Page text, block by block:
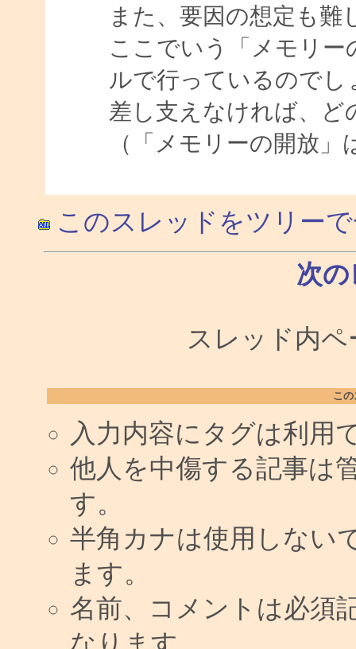
また、要因の想定も難
ここでいう「メモリ
ルで行っているのでし
差し支えなければ、
（「メモリーの開放
このスレッドをツリー
次の
スレッド内
こ
入力内容にタグは利用
他人を中傷する記事は
す。
半角カナは使用しない
ます。
名前、コメントは必須
なります。